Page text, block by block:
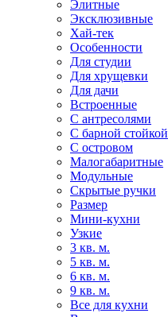
Элитные
Эксклюзивные
Хай-тек
Особенности
Для студии
Для хрущевки
Для дачи
Встроенные
С антресолями
С барной стойкой
С островом
Малогабаритные
Модульные
Скрытые ручки
Размер
Мини-кухни
Узкие
3 кв. м.
5 кв. м.
6 кв. м.
9 кв. м.
Все для кухни